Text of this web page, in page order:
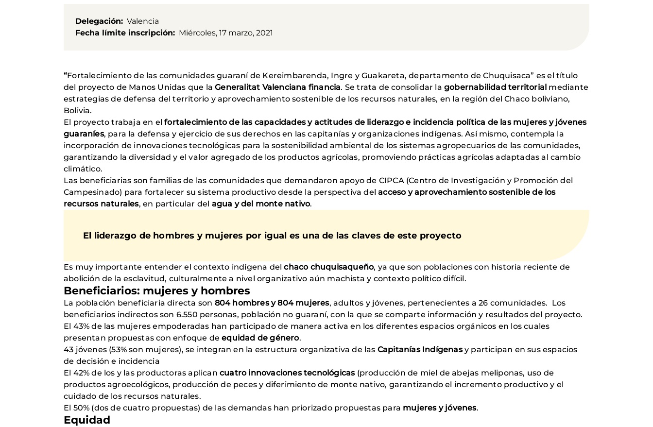
Delegación
Valencia
Fecha límite inscripción
Miércoles, 17 marzo, 2021
“Fortalecimiento de las comunidades guaraní de Kereimbarenda, Ingre y Guakareta, departamento de Chuquisaca” es el título
del proyecto de Manos Unidas que laGeneralitat Valenciana financia. Se trata de consolidar lagobernabilidad territorial mediante
estrategias de defensa del territorio y aprovechamiento sostenible de los recursos naturales, en la región del Chaco boliviano,
Bolivia.
El proyecto trabaja en elfortalecimiento de las capacidades y actitudes de liderazgo e incidencia política de las mujeres y jóvenes
guaraníes, para la defensa y ejercicio de sus derechos en las capitanías y organizaciones indígenas. Así mismo, contempla la
incorporación de innovaciones tecnológicas para la sostenibilidad ambiental de los sistemas agropecuarios de las comunidades,
garantizando la diversidad y el valor agregado de los productos agrícolas, promoviendo prácticas agrícolas adaptadas al cambio
climático.
Las beneficiarias son familias de las comunidades que demandaron apoyo de CIPCA (Centro de Investigación y Promoción del
Campesinado) para fortalecer su sistema productivo desde la perspectiva delacceso y aprovechamiento sostenible de los
recursos naturales, en particular del agua y del monte nativo.
El liderazgo de hombres y mujeres por igual es una de las claves de este proyecto
Es muy importante entender el contexto indígena delchaco chuquisaqueño, ya que son poblaciones con historia reciente de
abolición de la esclavitud, culturalmente a nivel organizativo aún machista y contexto político difícil.
Beneficiarios: mujeres y hombres
La población beneficiaria directa son 804 hombres y 804 mujeres, adultos y jóvenes, pertenecientes a 26 comunidades. Los
beneficiarios indirectos son 6.550 personas, población no guaraní, con la que se comparte información y resultados del proyecto.
El 43% de las mujeres empoderadas han participado de manera activa en los diferentes espacios orgánicos en los cuales
presentan propuestas con enfoque deequidad de género.
43 jóvenes (53% son mujeres), se integran en la estructura organizativa de las Capitanías Indígenasy participan en sus espacios
de decisión e incidencia
El 42% de los y las productoras aplican cuatro innovaciones tecnológicas(producción de miel de abejas meliponas, uso de
productos agroecológicos, producción de peces y diferimiento de monte nativo, garantizando el incremento productivo y el
cuidado de los recursos naturales.
El 50% (dos de cuatro propuestas) de las demandas han priorizado propuestas para mujeres y jóvenes.
Equidad